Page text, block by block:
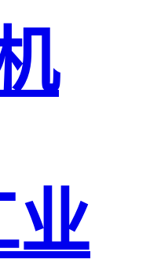
业